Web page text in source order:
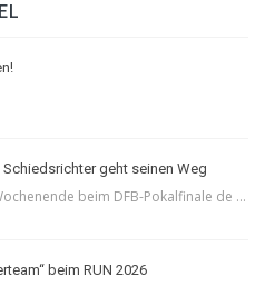
geht seinen Weg
beim DFB-Pokalfinale de ...
beim RUN 2026